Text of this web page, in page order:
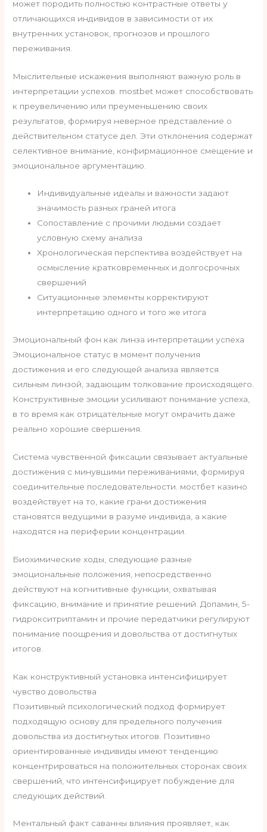
может породить полностью контрастные ответы у
отличающихся индивидов в зависимости от их
внутренних установок, прогнозов и прошлого
переживания.
Мыслительные искажения выполняют важную роль в
интерпретации успехов. mostbet может способствовать
к преувеличению или преуменьшению своих
результатов, формируя неверное представление о
действительном статусе дел. Эти отклонения содержат
селективное внимание, конфирмационное смещение и
эмоциональное аргументацию.
Индивидуальные идеалы и важности задают
значимость разных граней итога
Сопоставление с прочими людьми создает
условную схему анализа
Хронологическая перспектива воздействует на
осмысление кратковременных и долгосрочных
свершений
Ситуационные элементы корректируют
интерпретацию одного и того же итога
Эмоциональный фон как линза интерпретации успеха
Эмоциональное статус в момент получения
достижения и его следующей анализа является
сильным линзой, задающим толкование происходящего.
Конструктивные эмоции усиливают понимание успеха,
в то время как отрицательные могут омрачить даже
реально хорошие свершения.
Система чувственной фиксации связывает актуальные
достижения с минувшими переживаниями, формируя
соединительные последовательности. мостбет казино
воздействует на то, какие грани достижения
становятся ведущими в разуме индивида, а какие
находятся на периферии концентрации.
Биохимические ходы, следующие разные
эмоциональные положения, непосредственно
действуют на когнитивные функции, охватывая
фиксацию, внимание и принятие решений. Допамин, 5-
гидрокситриптамин и прочие передатчики регулируют
понимание поощрения и довольства от достигнутых
итогов.
Как конструктивный установка интенсифицирует
чувство довольства
Позитивный психологический подход формирует
подходящую основу для предельного получения
довольства из достигнутых итогов. Позитивно
ориентированные индивиды имеют тенденцию
концентрироваться на положительных сторонах своих
свершений, что интенсифицирует побуждение для
следующих действий.
Ментальный факт саванны влияния проявляет, как